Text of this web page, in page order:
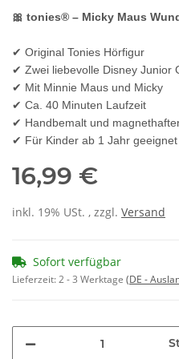
🎀 tonies® – Micky Maus
✔ Original Tonies Hörfigur
✔ Zwei liebevolle Disney Junior
✔ Mit Minnie Maus und Micky
✔ Ca. 40 Minuten Laufzeit
✔ Handbemalt und
✔ Für Kinder ab 1 Jahr geeignet
16,99 €
inkl. 19% USt. , zzgl. Versand
Sofort verfügbar
Lieferzeit:2 - 3 Werktage (DE -